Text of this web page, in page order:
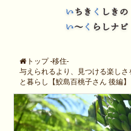
トップ -移住-
与えられるより、見つける楽し
と暮らし【鮫島百桃子さん 後編】